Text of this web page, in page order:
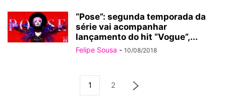
“Pose”: segunda temporada da
série vai acompanhar
lançamento do hit “Vogue”,...
Felipe Sousa - 10/08/2018
1 2